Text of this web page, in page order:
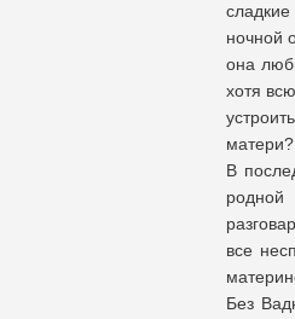
ночной
она
хотя
матери?
В
родной
все
Без